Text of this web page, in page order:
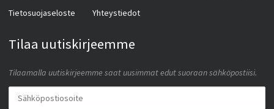
Tietosuojaseloste
Yhteystiedot
Tilaa uutiskirjeemme
Tilaamalla uutiskirjeemme saat uusimmat edut suoraan sähköpostiisi.